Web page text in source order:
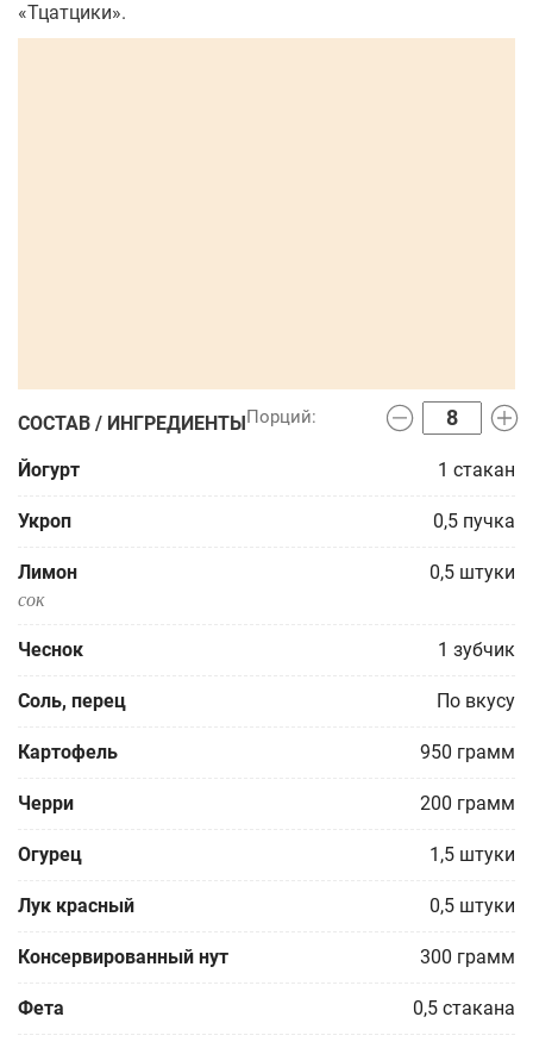
«Тцатцики».
СОСТАВ / ИНГРЕДИЕНТЫ
Йогурт 1 стакан
Укроп 0,5 пучка
Лимон 0,5 штуки
сок
Чеснок 1 зубчик
Соль, перец По вкусу
Картофель 950 грамм
Черри 200 грамм
Огурец 1,5 штуки
Лук красный 0,5 штуки
Консервированный нут 300 грамм
Фета 0,5 стакана